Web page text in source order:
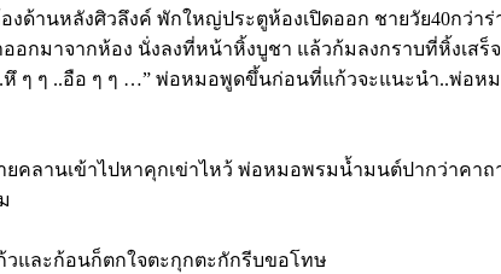
ด้านหลังศิวลึงค์ พักใหญ่ประตูห้องเปิดออก ชายวัย40กว่า
อกมาจากห้อง นั่งลงที่หน้าหิ้งบูชา แล้วก้มลงกราบที่หิ้งเส
..หึ ๆ ๆ ..อือ ๆ ๆ …” พ่อหมอพูดขึ้นก่อนที่แก้วจะแนะนำ..
ยคลานเข้าไปหาคุกเข่าไหว้ พ่อหมอพรมน้ำมนต์ปากว่าคา
วและก้อนก็ตกใจตะกุกตะกักรีบขอโทษ